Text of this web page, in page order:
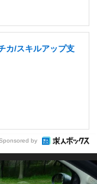
カ/スキルアップ支
by